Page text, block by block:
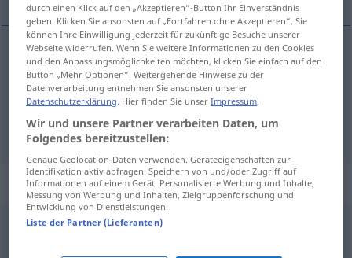
Klatschbasef cotilla FAM
klatschhaft cotilla < ADJT>
Synonyme für "cotilla"
durch einen Klick auf den „Akzeptieren“-Button Ihr Einverständnis
geben. Klicken Sie ansonsten auf „Fortfahren ohne Akzeptieren“. Sie
können Ihre Einwilligung jederzeit für zukünftige Besuche unserer
Webseite widerrufen. Wenn Sie weitere Informationen zu den Cookies
und den Anpassungsmöglichkeiten möchten, klicken Sie einfach auf den
Button „Mehr Optionen“. Weitergehende Hinweise zu der
Datenverarbeitung entnehmen Sie ansonsten unserer
Datenschutzerklärung. Hier finden Sie unserImpressum.
Wir und unsere Partner verarbeiten Daten, um
Folgendes bereitzustellen:
Genaue Geolocation-Daten verwenden. Geräteeigenschaften zur
Identifikation aktiv abfragen. Speichern von und/oder Zugriff auf
Informationen auf einem Gerät. Personalisierte Werbung und Inhalte,
Messung von Werbung und Inhalten, Zielgruppenforschung und
Entwicklung von Dienstleistungen.
Liste der Partner (Lieferanten)